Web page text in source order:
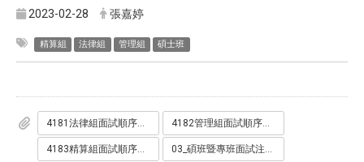
2023-02-28 張嘉婷
精算組 法律組 管理組 碩士班
4181法律組面試順序表.pdf 4182管理組面試順序表.pdf
4183精算組面試順序表.pdf 03_碩班暨專班面試注意事項.pdf